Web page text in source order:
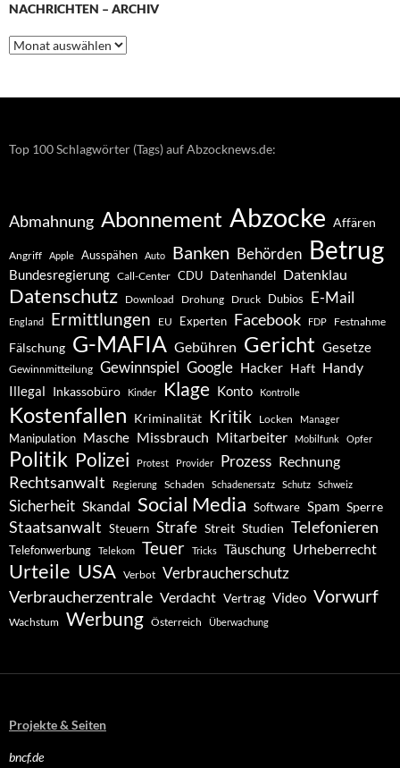
NACHRICHTEN – ARCHIV
Nachrichten
–
Top 100 Schlagwörter (Tags) auf Abzocknews.de:
Abmahnung Abonnement Abzocke Affären
Angriff Apple Ausspähen Auto Banken Behörden Betrug
Bundesregierung Call-Center CDU Datenhandel Datenklau
Datenschutz Download Drohung Druck Dubios E-Mail
England Ermittlungen EU Experten Facebook FDP Festnahme
Fälschung G-MAFIA Gebühren Gericht Gesetze
Gewinnmitteilung Gewinnspiel Google Hacker Haft Handy
Illegal Inkassobüro Kinder Klage Konto Kontrolle
Kostenfallen Kriminalität Kritik Locken Manager
Manipulation Masche Missbrauch Mitarbeiter Mobilfunk Opfer
Politik Polizei Protest Provider Prozess Rechnung
Rechtsanwalt Regierung Schaden Schadenersatz Schutz Schweiz
Sicherheit Skandal Social Media Software Spam Sperre
Staatsanwalt Steuern Strafe Streit Studien Telefonieren
Telefonwerbung Telekom Teuer Tricks Täuschung Urheberrecht
Urteile USA Verbot Verbraucherschutz
Verbraucherzentrale Verdacht Vertrag Video Vorwurf
Wachstum Werbung Österreich Überwachung
Projekte & Seiten
bncf.de